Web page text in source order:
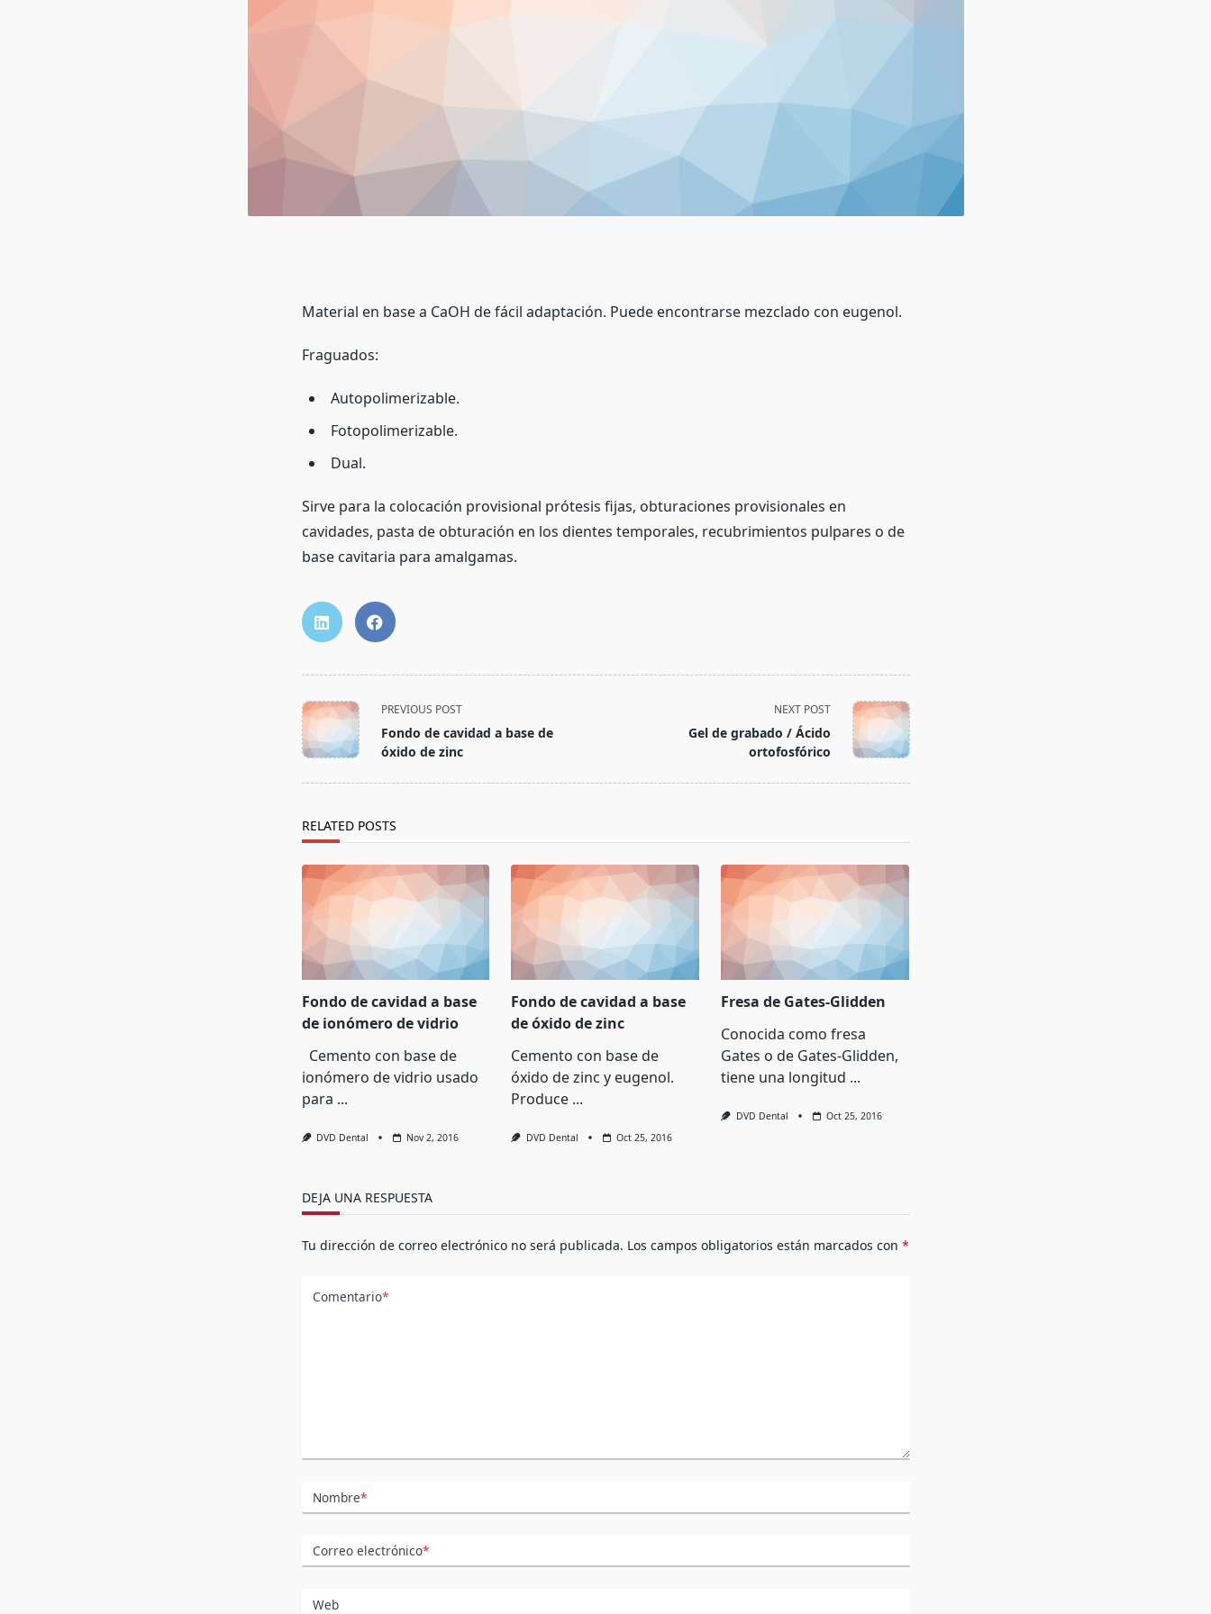
Material en base a CaOH de fácil adaptación. Puede encontrarse mezclado con eugenol.
Fraguados:
Autopolimerizable.
Fotopolimerizable.
Dual.
Sirve para la colocación provisional prótesis fijas, obturaciones provisionales en
cavidades, pasta de obturación en los dientes temporales, recubrimientos pulpares o de
base cavitaria para amalgamas.
<span
class="nav-
subtitle
PREVIOUS POST
Fondo de cavidad a base de
óxido de zinc
NEXT POST
Gel de grabado / Ácido
ortofosfórico
RELATED POSTS
Fondo de cavidad a base
de ionómero de vidrio
Cemento con base de
ionómero de vidrio usado
para ...
DVD Dental Nov 2, 2016
Fondo de cavidad a base
de óxido de zinc
Cemento con base de
óxido de zinc y eugenol.
Produce ...
DVD Dental Oct 25, 2016
Fresa de Gates-Glidden
Conocida como fresa
Gates o de Gates-Glidden,
tiene una longitud ...
DVD Dental Oct 25, 2016
DEJA UNA RESPUESTA
Tu dirección de correo electrónico no será publicada. Los campos obligatorios están marcados con *
Comentario*
Nombre*
Correo electrónico*
Web